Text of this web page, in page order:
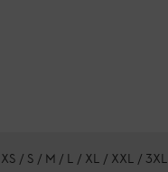
XS / S / M / L / XL / XXL / 3XL